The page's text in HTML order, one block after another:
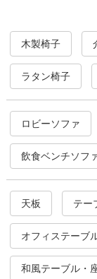
木製椅子
ラタン椅子
ロビーソファ
飲食ベンチソフ
天板 テー
オフィステーブ
和風テーブル・